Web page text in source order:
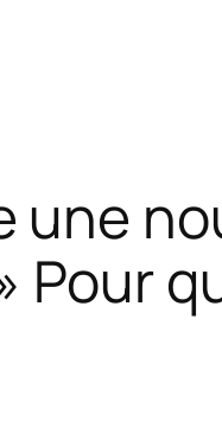
une
Pour